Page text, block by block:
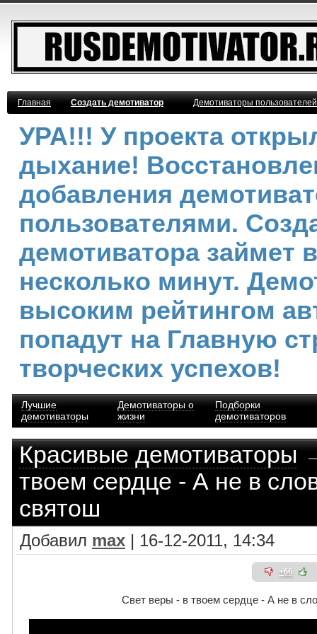
Главная Создать демотиватор Демотиваторы
УРА!!! У проекта
дыхание!
добавления
пользователями.
демотиватора займет
несколько минут.
высоким рейтингом
попадут на Главную
творческих успехов!
Лучшие
демотиваторы
Демотиваторы о
жизни
Подборки
демотиваторов
Красивые демотиваторы→
твоем сердце - А не в
святош
Добавил max | 16-12-2011, 14:34
+66
Свет веры - в твоем сердце - А не в